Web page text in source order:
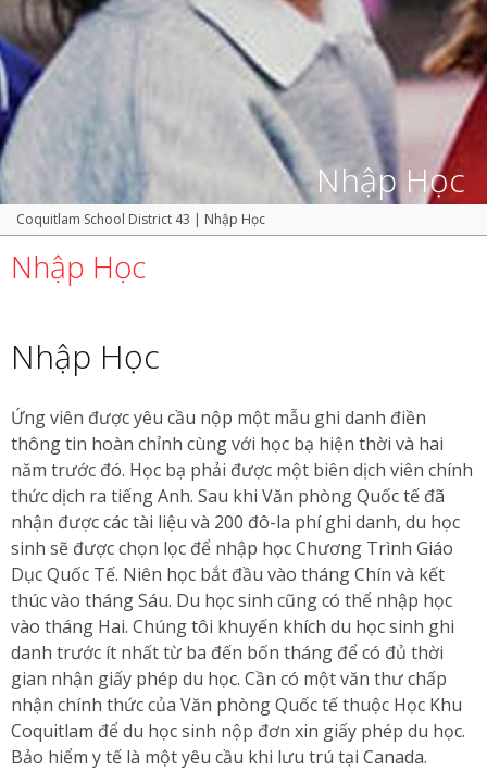
Nhập Học
Coquitlam School District 43 | Nhập Học
Nhập Học
Nhập Học
Ứng viên được yêu cầu nộp một mẫu ghi danh điền
thông tin hoàn chỉnh cùng với học bạ hiện thời và hai
năm trước đó. Học bạ phải được một biên dịch viên chính
thức dịch ra tiếng Anh. Sau khi Văn phòng Quốc tế đã
nhận được các tài liệu và 200 đô-la phí ghi danh, du học
sinh sẽ được chọn lọc để nhập học Chương Trình Giáo
Dục Quốc Tế. Niên học bắt đầu vào tháng Chín và kết
thúc vào tháng Sáu. Du học sinh cũng có thể nhập học
vào tháng Hai. Chúng tôi khuyến khích du học sinh ghi
danh trước ít nhất từ ba đến bốn tháng để có đủ thời
gian nhận giấy phép du học. Cần có một văn thư chấp
nhận chính thức của Văn phòng Quốc tế thuộc Học Khu
Coquitlam để du học sinh nộp đơn xin giấy phép du học.
Bảo hiểm y tế là một yêu cầu khi lưu trú tại Canada.